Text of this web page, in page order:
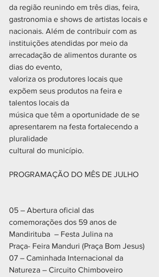
da região reunindo em três dias, feira,
gastronomia e shows de artistas locais e
nacionais. Além de contribuir com as
instituições atendidas por meio da
arrecadação de alimentos durante os
dias do evento,
valoriza os produtores locais que
expõem seus produtos na feira e
talentos locais da
música que têm a oportunidade de se
apresentarem na festa fortalecendo a
pluralidade
cultural do município.
PROGRAMAÇÃO DO MÊS DE JULHO
05 – Abertura oficial das
comemorações dos 59 anos de
Mandirituba  – Festa Julina na
Praça- Feira Manduri (Praça Bom Jesus)
07 – Caminhada Internacional da
Natureza – Circuito Chimboveiro